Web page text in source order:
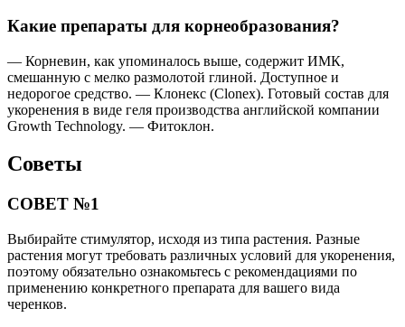
Какие препараты для корнеобразования?
— Корневин, как упоминалось выше, содержит ИМК,
смешанную с мелко размолотой глиной. Доступное и
недорогое средство. — Клонекс (Clonex). Готовый состав для
укоренения в виде геля производства английской компании
Growth Technology. — Фитоклон.
Советы
СОВЕТ №1
Выбирайте стимулятор, исходя из типа растения. Разные
растения могут требовать различных условий для укоренения,
поэтому обязательно ознакомьтесь с рекомендациями по
применению конкретного препарата для вашего вида
черенков.